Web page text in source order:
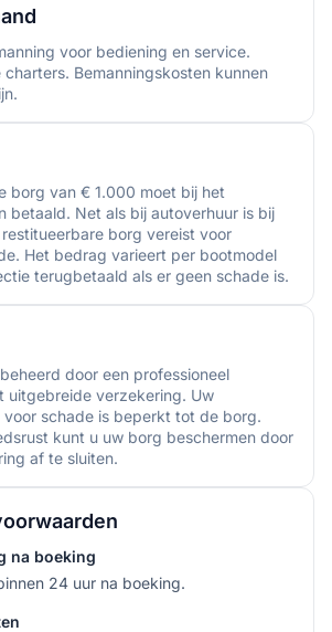
voor bediening en service.
Bemanningskosten kunnen
borg van € 1.000 moet bij het
betaald. Net als bij autoverhuur is bij
borg vereist voor
Het bedrag varieert per bootmodel
terugbetaald als er geen schade is.
door een professioneel
uitgebreide verzekering. Uw
voor schade is beperkt tot de borg.
kunt u uw borg beschermen door
af te sluiten.
na boeking
24 uur na boeking.